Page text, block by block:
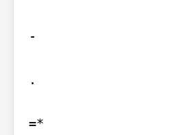
-
.
=*